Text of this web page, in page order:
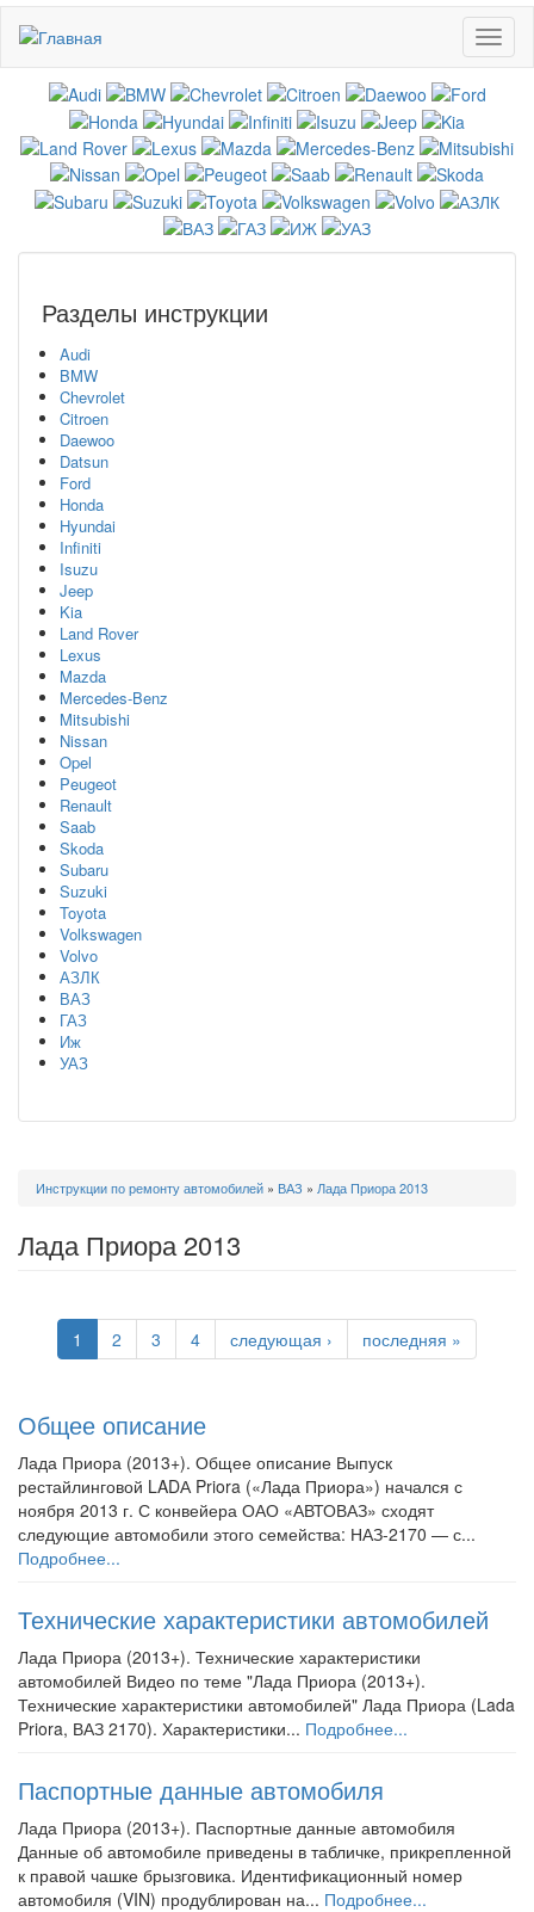
основному
содержанию
Разделы инструкции
Audi
BMW
Chevrolet
Citroen
Daewoo
Datsun
Ford
Honda
Hyundai
Infiniti
Isuzu
Jeep
Kia
Land Rover
Lexus
Mazda
Mercedes-Benz
Mitsubishi
Nissan
Opel
Peugeot
Renault
Saab
Skoda
Subaru
Suzuki
Toyota
Volkswagen
Volvo
АЗЛК
ВАЗ
ГАЗ
Иж
УАЗ
Вы
Инструкции по ремонту автомобилей » ВАЗ » Лада Приора 2013
Лада Приора 2013
1 2 3 4 следующая › последняя »
Общее описание
Лада Приора (2013+). Общее описание Выпуск
рестайлинговой LADА Priora («Лада Приора») начался с
ноября 2013 г. С конвейера ОАО «АВТОВАЗ» сходят
следующие автомобили этого семейства: НАЗ-2170 — с...
Подробнее...
Технические характеристики автомобилей
Лада Приора (2013+). Технические характеристики
автомобилей Видео по теме "Лада Приора (2013+).
Технические характеристики автомобилей" Лада Приора (Lada
Priora, ВАЗ 2170). Характеристики... Подробнее...
Паспортные данные автомобиля
Лада Приора (2013+). Паспортные данные автомобиля
Данные об автомобиле приведены в табличке, прикрепленной
к правой чашке брызговика. Идентификационный номер
автомобиля (VIN) продублирован на... Подробнее...